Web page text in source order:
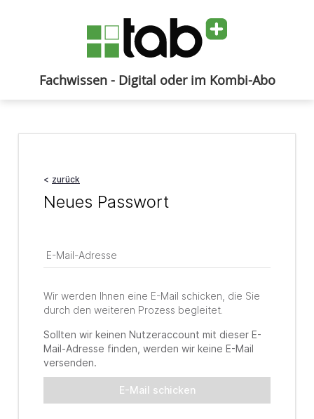
Fachwissen - Digital oder im Kombi-Abo